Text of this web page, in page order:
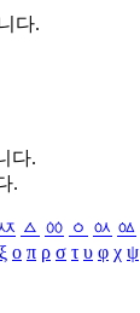
다.
다.
.
ㅿ ㆀ ㆁ ㆂ ㆃ
ξ ο π ρ σ τ υ φ χ ψ